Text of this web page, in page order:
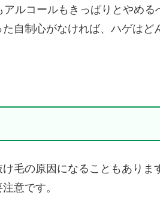
ルコールもきっぱりとやめ
自制心がなければ、ハゲはど
毛の原因になることもありま
意です。